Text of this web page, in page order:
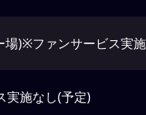
場)※ファンサービス実
実施なし(予定)